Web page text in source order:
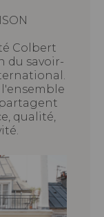
Colbert
du savoir-
qualité,